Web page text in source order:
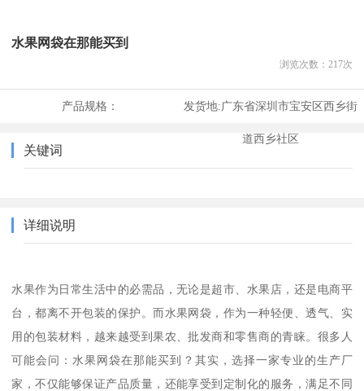
水果网袋在那能买到
浏览次数： 217次
产品规格： 发货地:广东省深圳市宝安区西乡街
道西乡社区
关键词
详细说明
水果作为日常生活中的必需品，无论是超市、水果店，还是电商平
台，都离不开包装的保护。而水果网袋，作为一种轻便、透气、实
用的包装材料，越来越受到果农、批发商和零售商的青睐。很多人
可能会问：水果网袋在那能买到？其实，选择一家专业的生产厂
家，不仅能够保证产品质量，还能享受到定制化的服务，满足不同